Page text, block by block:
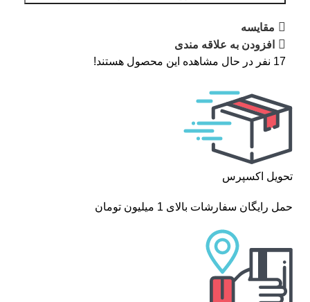
مقایسه
افزودن به علاقه مندی
17 نفر در حال مشاهده این محصول هستند!
تحویل اکسپرس
حمل رایگان سفارشات بالای 1 میلیون تومان